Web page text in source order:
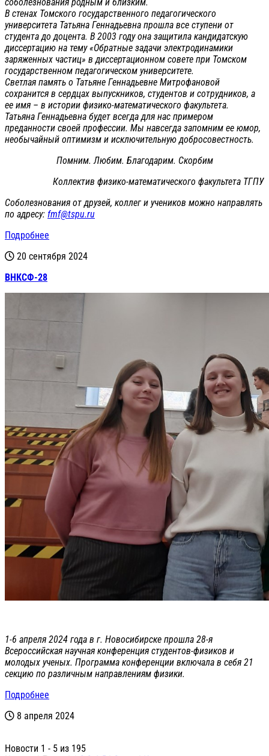
В стенах Томского государственного педагогического
университета Татьяна Геннадьевна прошла все ступени от
студента до доцента. В 2003 году она защитила кандидатскую
диссертацию на тему «Обратные задачи электродинамики
заряженных частиц» в диссертационном совете при Томском
государственном педагогическом университете.
Светлая память о Татьяне Геннадьевне Митрофановой
сохранится в сердцах выпускников, студентов и сотрудников, а
ее имя – в истории физико-математического факультета.
Татьяна Геннадьевна будет всегда для нас примером
преданности своей профессии. Мы навсегда запомним ее юмор,
необычайный оптимизм и исключительную добросовестность.
Помним. Любим. Благодарим. Скорбим
Коллектив физико-математического факультета ТГПУ
Соболезнования от друзей, коллег и учеников можно направлять
по адресу: fmf@tspu.ru
Подробнее
20 сентября 2024
ВНКСФ-28
1-6 апреля 2024 года в г. Новосибирске прошла 28-я
Всероссийская научная конференция студентов-физиков и
молодых ученых. Программа конференции включала в себя 21
секцию по различным направлениям физики.
Подробнее
8 апреля 2024
Новости 1 - 5 из 195